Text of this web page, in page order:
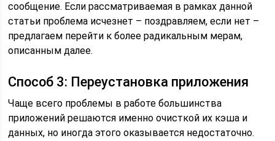
сообщение. Если рассматриваемая в рамках данной
статьи проблема исчезнет – поздравляем, если нет –
предлагаем перейти к более радикальным мерам,
описанным далее.
Способ 3: Переустановка приложения
Чаще всего проблемы в работе большинства
приложений решаются именно очисткой их кэша и
данных, но иногда этого оказывается недостаточно.